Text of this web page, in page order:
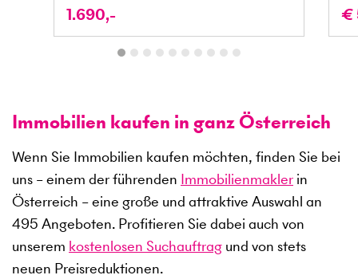
1.690,- €
Immobilien kaufen in ganz Österreich
Wenn Sie Immobilien kaufen möchten, finden Sie bei
uns – einem der führenden Immobilienmakler in
Österreich – eine große und attraktive Auswahl an
495 Angeboten. Profitieren Sie dabei auch von
unserem kostenlosen Suchauftrag und von stets
neuen Preisreduktionen.